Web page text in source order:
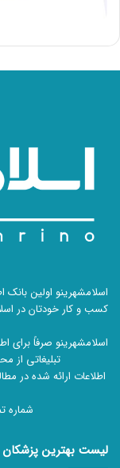
اسلامشهرینو اولین
کسب و کار خودتان در
اسلامشهرینو صرفاً برای
تبلیغاتی از
اطلاعات ارائه شده در
شماره
لیست بهترین